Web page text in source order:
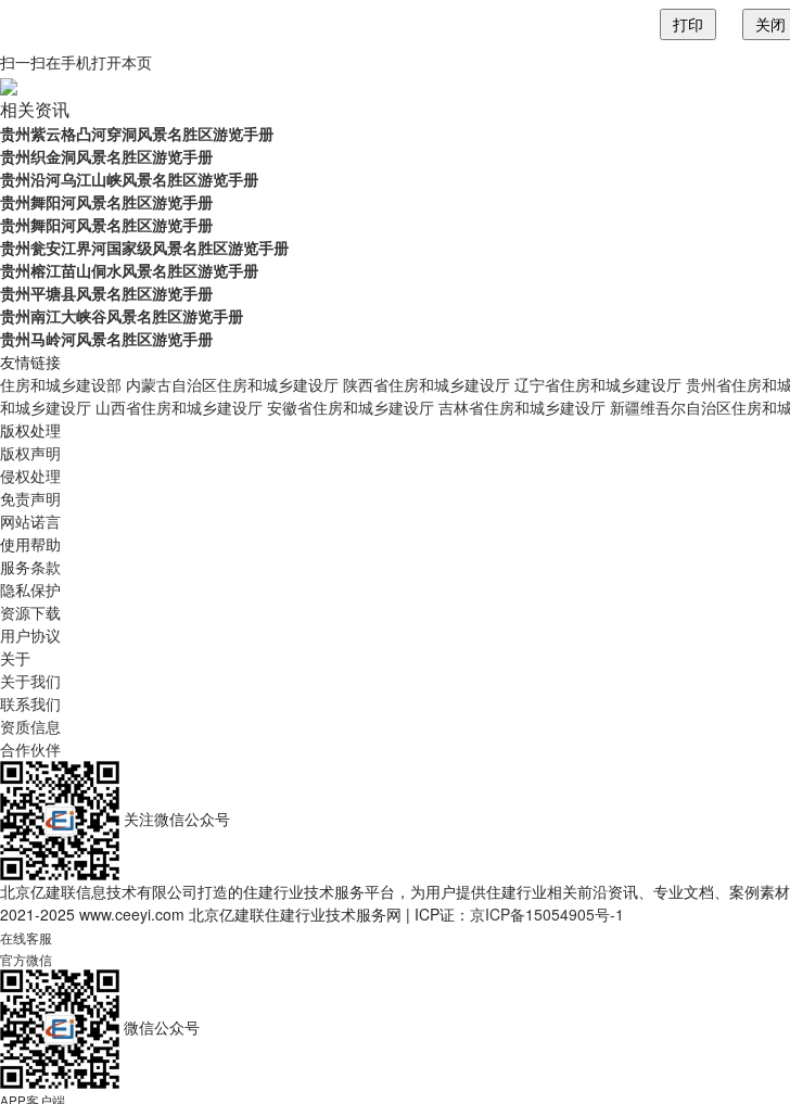
扫一扫在手机打开本页
相关资讯
贵州紫云格凸河穿洞风景名胜区游览手册
贵州织金洞风景名胜区游览手册
贵州沿河乌江山峡风景名胜区游览手册
贵州舞阳河风景名胜区游览手册
贵州舞阳河风景名胜区游览手册
贵州瓮安江界河国家级风景名胜区游览手册
贵州榕江苗山侗水风景名胜区游览手册
贵州平塘县风景名胜区游览手册
贵州南江大峡谷风景名胜区游览手册
贵州马岭河风景名胜区游览手册
友情链接
住房和城乡建设部 内蒙古自治区住房和城乡建设厅 陕西省住房和城乡建设厅 辽宁省住房和城乡建设厅 贵州省住房和
和城乡建设厅 山西省住房和城乡建设厅 安徽省住房和城乡建设厅 吉林省住房和城乡建设厅 新疆维吾尔自治区住房和
版权处理
版权声明
侵权处理
免责声明
网站诺言
使用帮助
服务条款
隐私保护
资源下载
用户协议
关于
关于我们
联系我们
资质信息
合作伙伴
关注微信公众号
北京亿建联信息技术有限公司打造的住建行业技术服务平台，为用户提供住建行业相关前沿资讯、专业文档、案例素
2021-2025 www.ceeyi.com 北京亿建联住建行业技术服务网 | ICP证： 京ICP备15054905号-1
在线客服
官方微信
微信公众号